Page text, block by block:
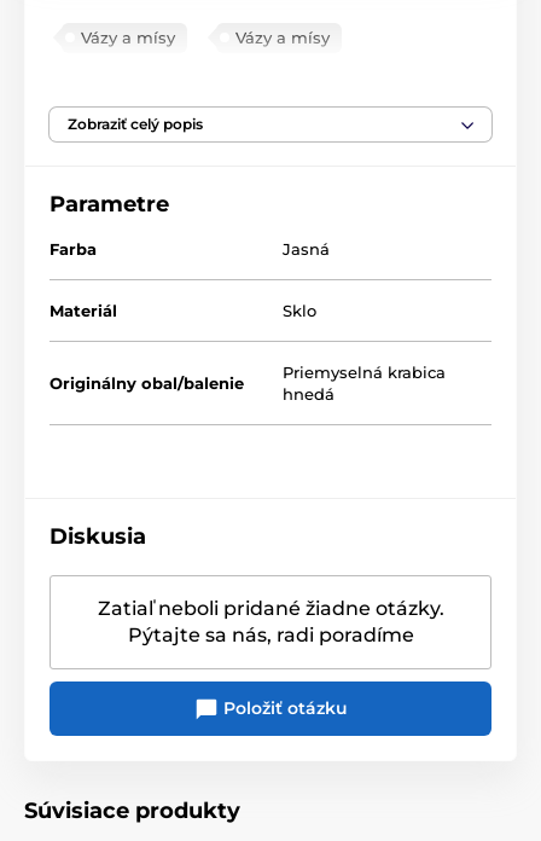
Vázy a mísy Vázy a mísy
Zobraziť celý popis
Parametre
Farba Jasná
Materiál Sklo
Originálny obal/balenie
Priemyselná krabica
hnedá
Diskusia
Zatiaľ neboli pridané žiadne otázky.
Pýtajte sa nás, radi poradíme
Položiť otázku
Súvisiace produkty